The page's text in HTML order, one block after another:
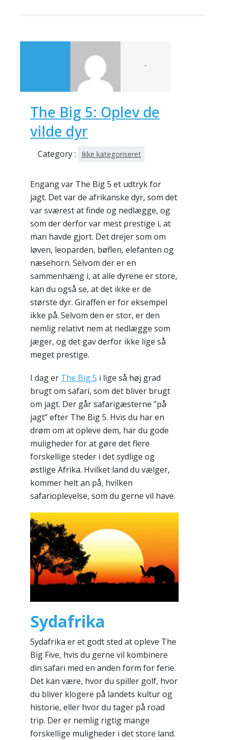
-
The Big 5: Oplev de
vilde dyr
Category : Ikke kategoriseret
Engang var The Big 5 et udtryk for
jagt. Det var de afrikanske dyr, som det
var sværest at finde og nedlægge, og
som der derfor var mest prestige i, at
man havde gjort. Det drejer som om
løven, leoparden, bøflen, elefanten og
næsehorn. Selvom der er en
sammenhæng i, at alle dyrene er store,
kan du også se, at det ikke er de
største dyr. Giraffen er for eksempel
ikke på. Selvom den er stor, er den
nemlig relativt nem at nedlægge som
jæger, og det gav derfor ikke lige så
meget prestige.
I dag er The Big 5 i lige så høj grad
brugt om safari, som det bliver brugt
om jagt. Der går safarigæsterne ”på
jagt” efter The Big 5. Hvis du har en
drøm om at opleve dem, har du gode
muligheder for at gøre det flere
forskellige steder i det sydlige og
østlige Afrika. Hvilket land du vælger,
kommer helt an på, hvilken
safarioplevelse, som du gerne vil have.
Sydafrika
Sydafrika er et godt sted at opleve The
Big Five, hvis du gerne vil kombinere
din safari med en anden form for ferie.
Det kan være, hvor du spiller golf, hvor
du bliver klogere på landets kultur og
historie, eller hvor du tager på road
trip. Der er nemlig rigtig mange
forskellige muligheder i det store land.